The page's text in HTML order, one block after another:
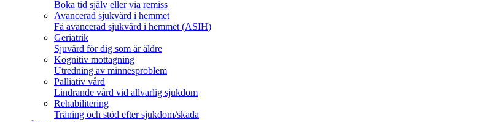
Boka tid själv eller via remiss
Avancerad sjukvård i hemmet
Få avancerad sjukvård i hemmet (ASIH)
Geriatrik
Sjuvård för dig som är äldre
Kognitiv mottagning
Utredning av minnesproblem
Palliativ vård
Lindrande vård vid allvarlig sjukdom
Rehabilitering
Träning och stöd efter sjukdom/skada